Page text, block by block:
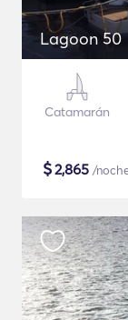
Lagoon 50
Catamarán
$2,865 /